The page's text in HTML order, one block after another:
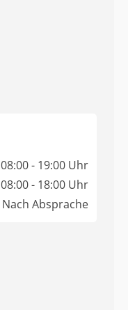
08:00 - 19:00 Uhr
08:00 - 18:00 Uhr
Nach Absprache